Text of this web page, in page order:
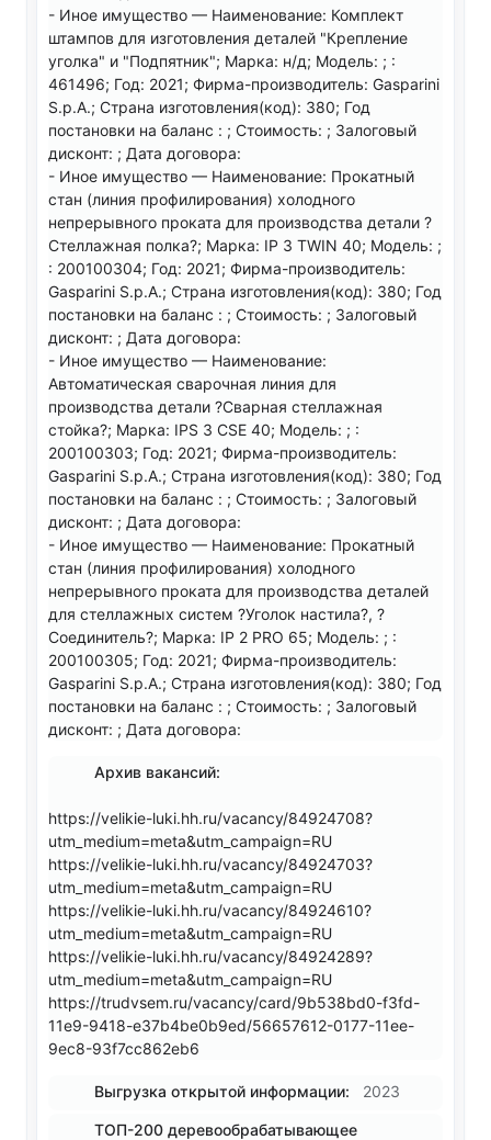
- Иное имущество — Наименование: Комплект
штампов для изготовления деталей "Крепление
уголка" и "Подпятник"; Марка: н/д; Модель: ; :
461496; Год: 2021; Фирма-производитель: Gasparini
S.p.A.; Страна изготовления(код): 380; Год
постановки на баланс : ; Стоимость: ; Залоговый
дисконт: ; Дата договора:
- Иное имущество — Наименование: Прокатный
стан (линия профилирования) холодного
непрерывного проката для производства детали ?
Стеллажная полка?; Марка: IP 3 TWIN 40; Модель: ;
: 200100304; Год: 2021; Фирма-производитель:
Gasparini S.p.A.; Страна изготовления(код): 380; Год
постановки на баланс : ; Стоимость: ; Залоговый
дисконт: ; Дата договора:
- Иное имущество — Наименование:
Автоматическая сварочная линия для
производства детали ?Сварная стеллажная
стойка?; Марка: IPS 3 CSE 40; Модель: ; :
200100303; Год: 2021; Фирма-производитель:
Gasparini S.p.A.; Страна изготовления(код): 380; Год
постановки на баланс : ; Стоимость: ; Залоговый
дисконт: ; Дата договора:
- Иное имущество — Наименование: Прокатный
стан (линия профилирования) холодного
непрерывного проката для производства деталей
для стеллажных систем ?Уголок настила?, ?
Соединитель?; Марка: IP 2 PRO 65; Модель: ; :
200100305; Год: 2021; Фирма-производитель:
Gasparini S.p.A.; Страна изготовления(код): 380; Год
постановки на баланс : ; Стоимость: ; Залоговый
дисконт: ; Дата договора:
Архив вакансий:
https://velikie-luki.hh.ru/vacancy/84924708?
utm_medium=meta&utm_campaign=RU
https://velikie-luki.hh.ru/vacancy/84924703?
utm_medium=meta&utm_campaign=RU
https://velikie-luki.hh.ru/vacancy/84924610?
utm_medium=meta&utm_campaign=RU
https://velikie-luki.hh.ru/vacancy/84924289?
utm_medium=meta&utm_campaign=RU
https://trudvsem.ru/vacancy/card/9b538bd0-f3fd-
11e9-9418-e37b4be0b9ed/56657612-0177-11ee-
9ec8-93f7cc862eb6
Выгрузка открытой информации: 2023
ТОП-200 деревообрабатывающее